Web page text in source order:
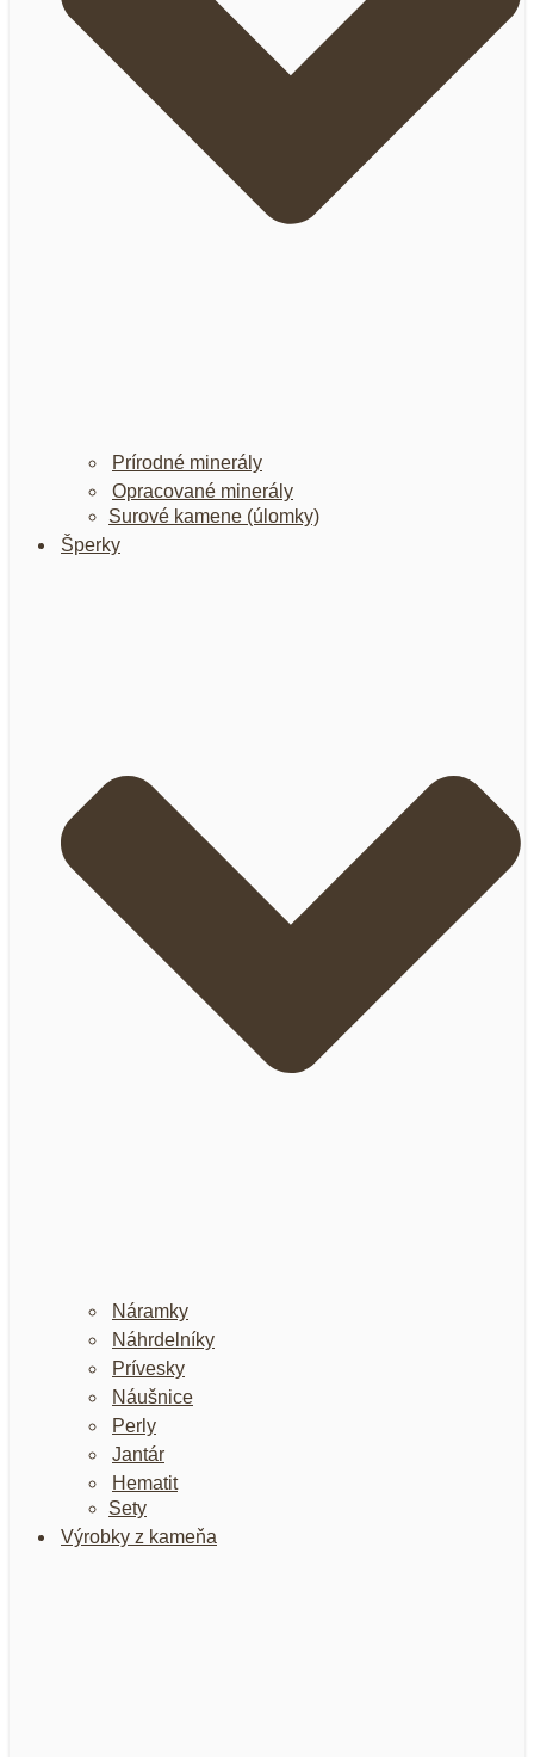
Prírodné minerály
Opracované minerály
Surové kamene (úlomky)
Šperky
Náramky
Náhrdelníky
Prívesky
Náušnice
Perly
Jantár
Hematit
Sety
Výrobky z kameňa